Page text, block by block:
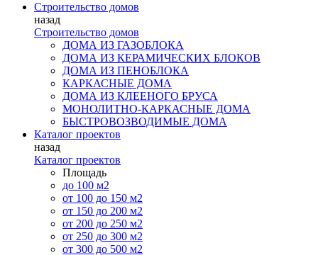
Строительство домов
назад
Строительство домов
ДОМА ИЗ ГАЗОБЛОКА
ДОМА ИЗ КЕРАМИЧЕСКИХ БЛОКОВ
ДОМА ИЗ ПЕНОБЛОКА
КАРКАСНЫЕ ДОМА
ДОМА ИЗ КЛЕЕНОГО БРУСА
МОНОЛИТНО-КАРКАСНЫЕ ДОМА
БЫСТРОВОЗВОДИМЫЕ ДОМА
Каталог проектов
назад
Каталог проектов
Площадь
до 100 м2
от 100 до 150 м2
от 150 до 200 м2
от 200 до 250 м2
от 250 до 300 м2
от 300 до 500 м2